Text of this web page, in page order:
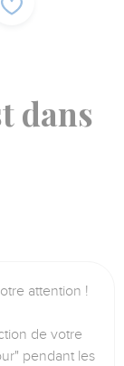
dans
attention !
de votre
pendant les